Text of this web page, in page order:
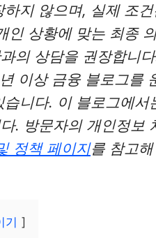
하지 않으며, 실제 조
인 상황에 맞는 최종
의 상담을 권장합니
이상 금융 블로그를
습니다. 이 블로그에
. 방문자의 개인정보
정책 페이지를 참고
기